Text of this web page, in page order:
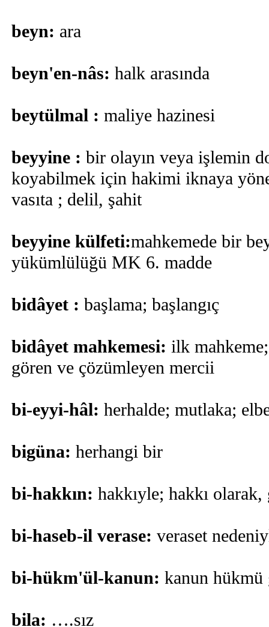
beyn: ara
beyn'en-nâs: halk arasında
beytülmal : maliye hazinesi
beyyine : bir olayın veya işlemin
koyabilmek için hakimi iknaya
vasıta ; delil, şahit
beyyine külfeti:mahkemede bir
yükümlülüğü MK 6. madde
bidâyet : başlama; başlangıç
bidâyet mahkemesi: ilk
gören ve çözümleyen mercii
bi-eyyi-hâl: herhalde; mutlaka;
bigüna: herhangi bir
bi-hakkın: hakkıyle; hakkı
bi-haseb-il verase: veraset
bi-hükm'ül-kanun: kanun hükmü
bila: ….sız